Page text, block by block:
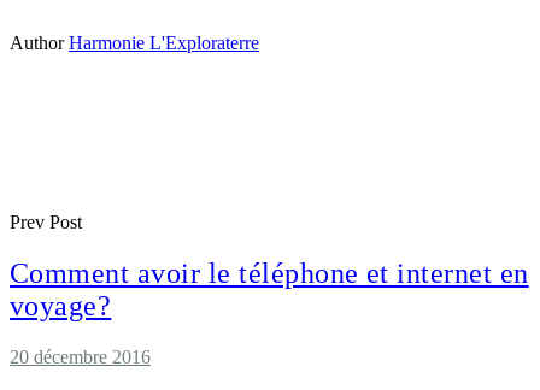
Author Harmonie L'Exploraterre
Prev Post
Comment avoir le téléphone et internet en
voyage?
20 décembre 2016